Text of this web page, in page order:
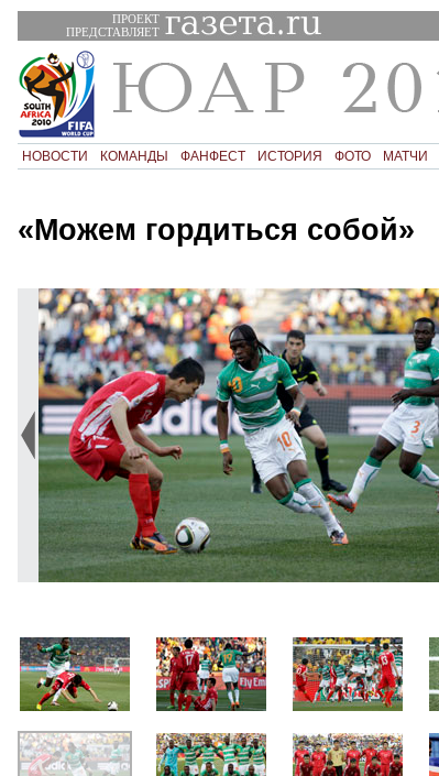
ПРОЕКТ
ПРЕДСТАВЛЯЕТ
НОВОСТИ КОМАНДЫ ФАНФЕСТ ИСТОРИЯ ФОТО МАТЧИ
«Можем гордиться собой»